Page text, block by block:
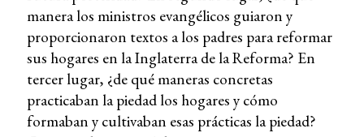
manera los ministros evangélicos guiaron y
proporcionaron textos a los padres para reformar
sus hogares en la Inglaterra de la Reforma? En
tercer lugar, ¿de qué maneras concretas
practicaban la piedad los hogares y cómo
formaban y cultivaban esas prácticas la piedad?